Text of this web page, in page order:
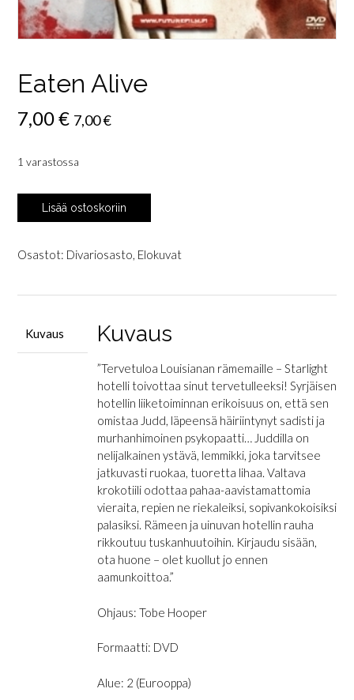
Eaten Alive
7,00€ 7,00€
1 varastossa
Eaten
Alive
Lisää ostoskoriin
Osastot: Divariosasto, Elokuvat
Kuvaus Kuvaus
”Tervetuloa Louisianan rämemaille – Starlight
hotelli toivottaa sinut tervetulleeksi! Syrjäisen
hotellin liiketoiminnan erikoisuus on, että sen
omistaa Judd, läpeensä häiriintynyt sadisti ja
murhanhimoinen psykopaatti… Juddilla on
nelijalkainen ystävä, lemmikki, joka tarvitsee
jatkuvasti ruokaa, tuoretta lihaa. Valtava
krokotiili odottaa pahaa-aavistamattomia
vieraita, repien ne riekaleiksi, sopivankokoisiksi
palasiksi. Rämeen ja uinuvan hotellin rauha
rikkoutuu tuskanhuutoihin. Kirjaudu sisään,
ota huone – olet kuollut jo ennen
aamunkoittoa.”
Ohjaus: Tobe Hooper
Formaatti: DVD
Alue: 2 (Eurooppa)